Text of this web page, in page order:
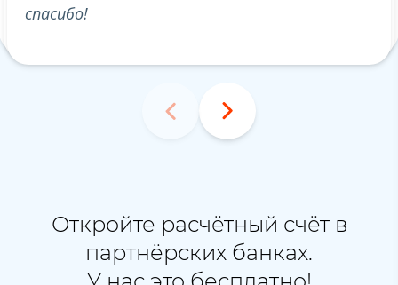
спасибо!
Откройте расчётный счёт в
партнёрских банках.